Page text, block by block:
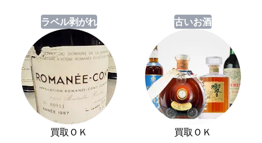
ラベル剥がれ
買取ＯＫ
古いお酒
買取ＯＫ